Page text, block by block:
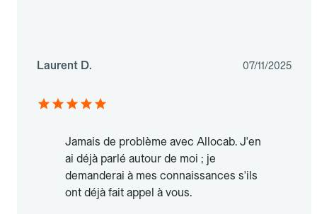
Laurent D. 07/11/2025
Jamais de problème avec Allocab. J'en
ai déjà parlé autour de moi ; je
demanderai à mes connaissances s'ils
ont déjà fait appel à vous.